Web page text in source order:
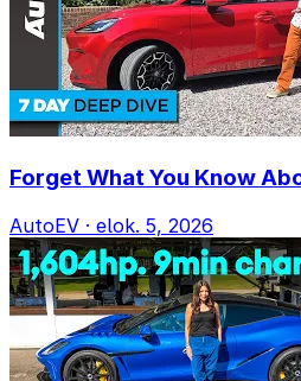
Forget What You Know
AutoEV · elok. 5, 2026